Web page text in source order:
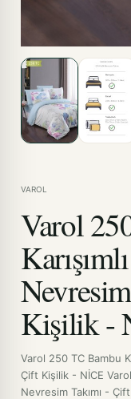
VAROL
Varol
Kişilik -
Varol 250 TC Bambu
Çift Kişilik - NİCE
Nevresim Takımı -